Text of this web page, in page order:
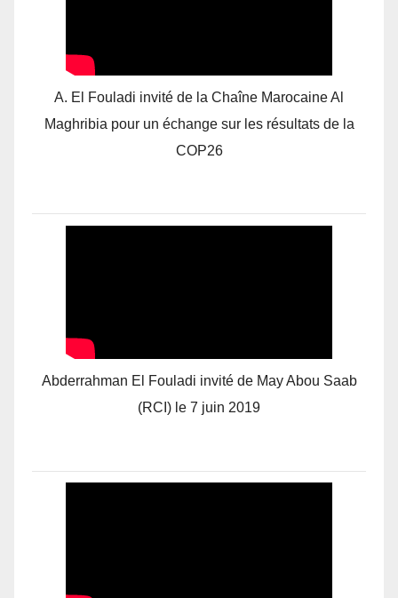
A. El Fouladi invité de la Chaîne Marocaine Al
Maghribia pour un échange sur les résultats de la
COP26
Abderrahman El Fouladi invité de May Abou Saab
(RCI) le 7 juin 2019